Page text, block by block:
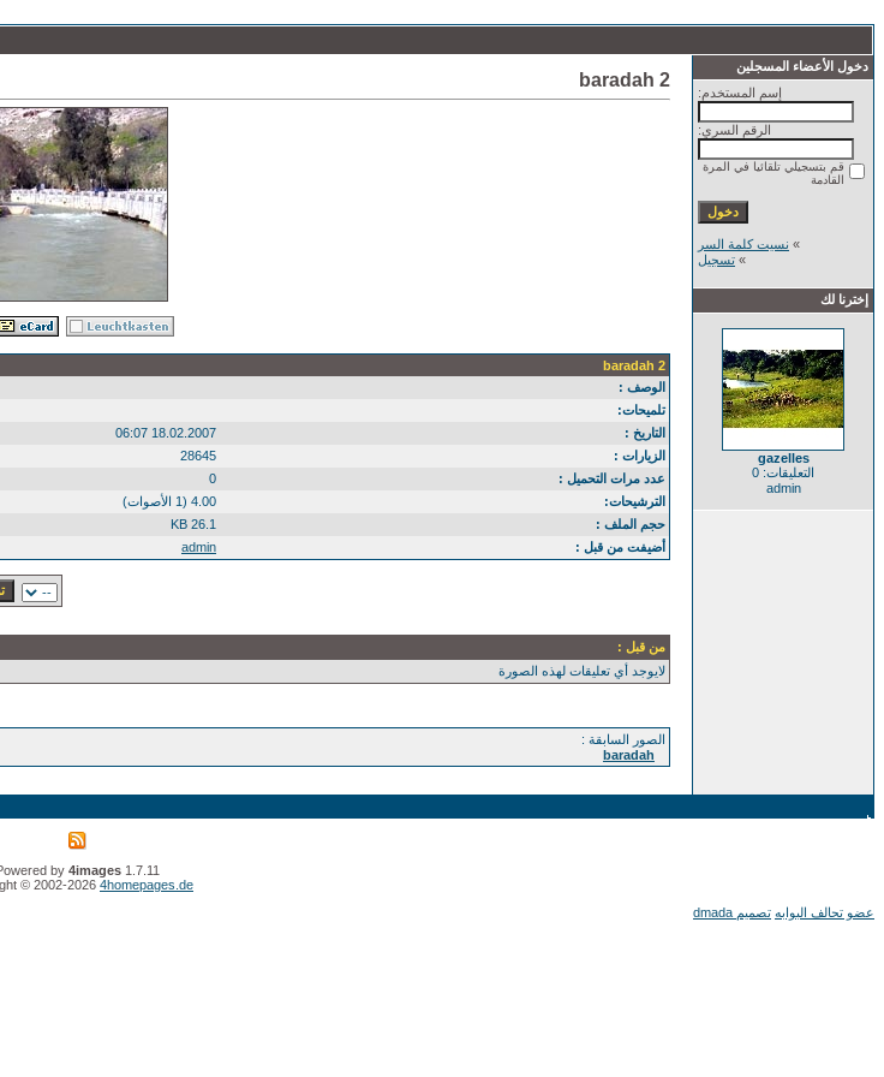
دخول الأعضاء المسجلين
إسم المستخدم:
الرقم السري:
قم بتسجيلي تلقائيا في المرة
القادمة
» نسيت كلمة السر
» تسجيل
إخترنا لك
gazelles
التعليقات: 0
admin
baradah 2
baradah 2
الوصف :
تلميحات:
التاريخ :
18.02.2007 06:07
الزيارات :
28645
عدد مرات التحميل :
0
الترشيحات:
4.00 (1 الأصوات)
حجم الملف :
26.1 KB
أضيفت من قبل :
admin
من قبل :
لايوجد أي تعليقات لهذه الصورة
الصور السابقة :
baradah
by 4images1.7.11
© 2002-2026 4homepages.de
عضو تحالف البوابه تصميم dmada